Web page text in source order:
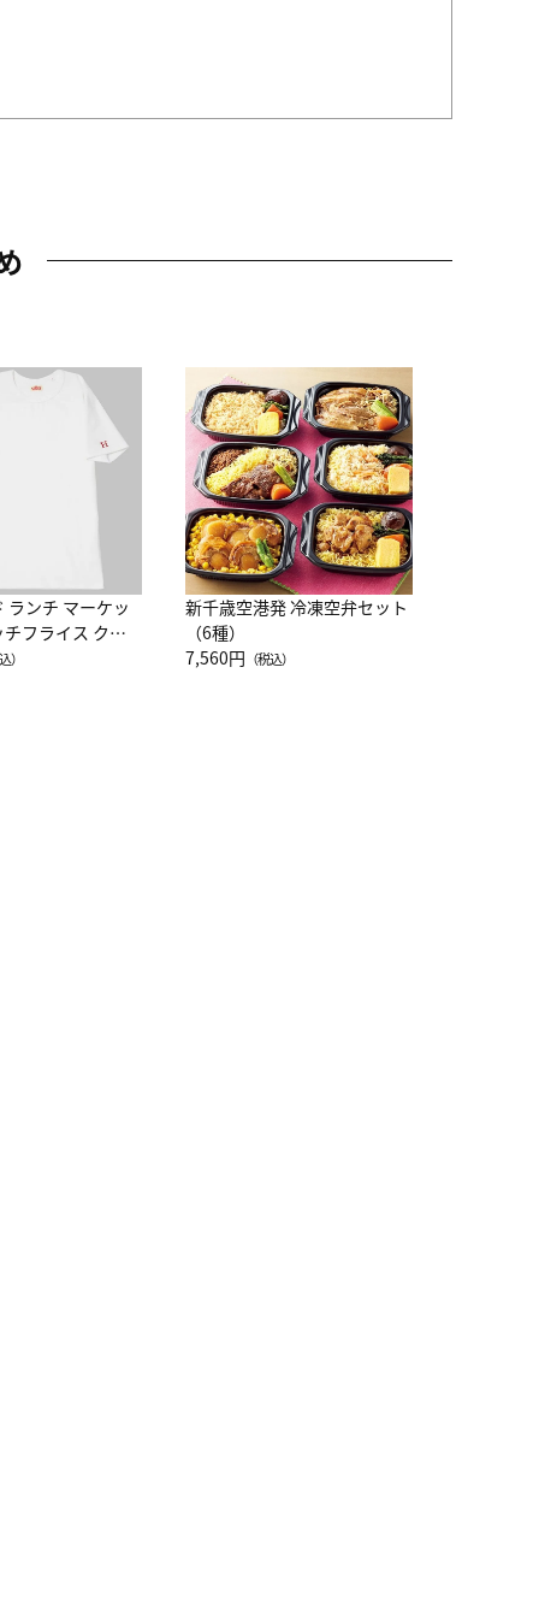
ランチ マーケッ
チフライス クル
半袖Ｔシャツ
）
新千歳空港発 冷凍空弁セット
（6種）
7,560円 （税込）